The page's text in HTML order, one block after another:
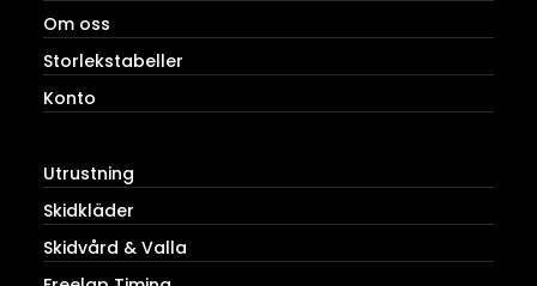
Om oss
Storlekstabeller
Konto
Utrustning
Skidkläder
Skidvård & Valla